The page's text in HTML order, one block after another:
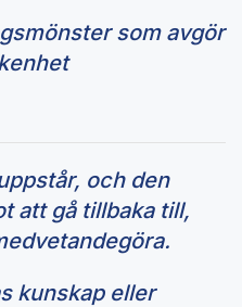
som avgör
och den
att gå tillbaka till,
kunskap eller